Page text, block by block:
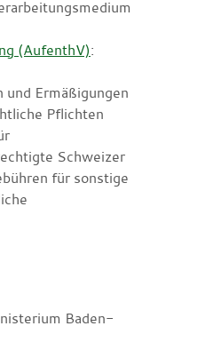
(AufenthV):
Ermäßigungen
Pflichten
Schweizer
für sonstige
Baden-